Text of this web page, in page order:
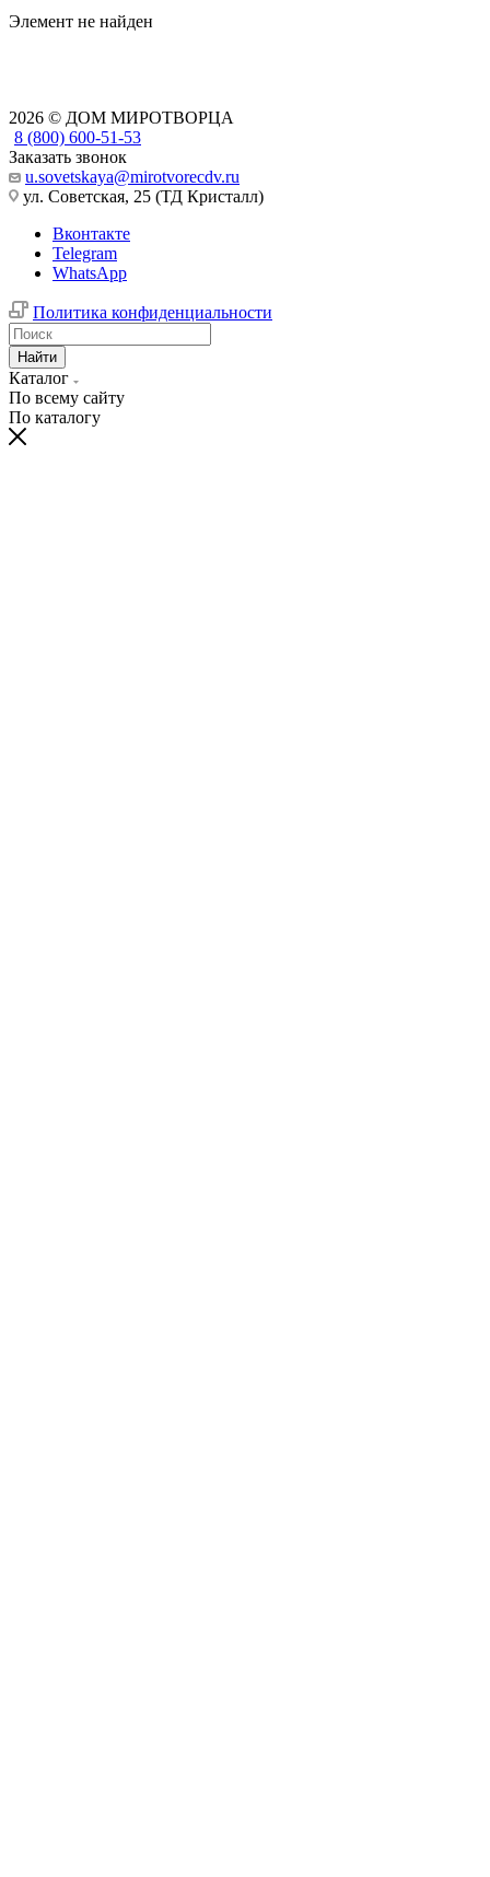
Элемент не найден
2026 © ДОМ МИРОТВОРЦА
8 (800) 600-51-53
Заказать звонок
u.sovetskaya@mirotvorecdv.ru
ул. Советская, 25 (ТД Кристалл)
Вконтакте
Telegram
WhatsApp
Политика конфиденциальности
Найти
Каталог
По всему сайту
По каталогу